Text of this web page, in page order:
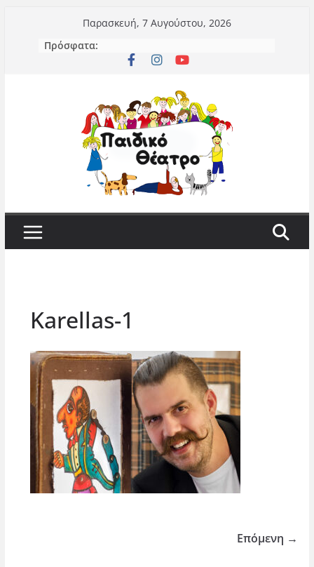
περιεχόμενο
Παρασκευή, 7 Αυγούστου, 2026
Πρόσφατα:
Karellas-1
Επόμενη →